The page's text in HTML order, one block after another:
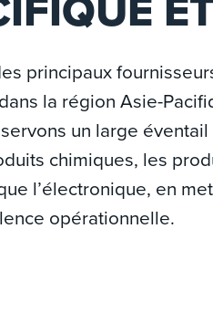
principaux
la région Asie-
un large
chimiques, les
l’électronique, en
opérationnelle.